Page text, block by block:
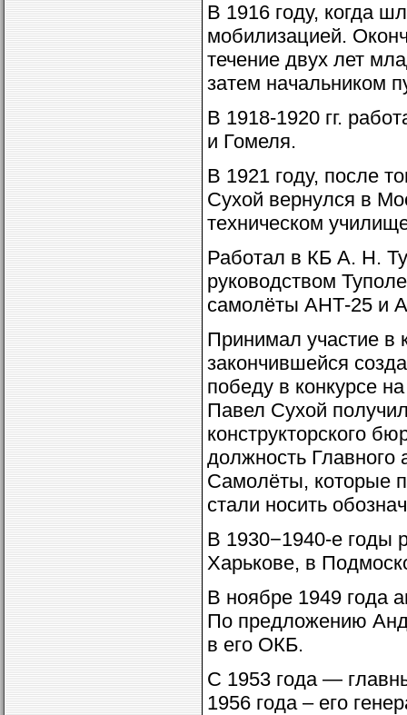
В 1916 году, когда
мобилизацией.
течение двух лет
затем начальником
В 1918-1920 гг.
и Гомеля.
В 1921 году, после
Сухой вернулся в
техническом
Работал в КБ А. Н.
руководством
самолёты АНТ-25 и
Принимал участие в
закончившейся
победу в конкурсе
Павел Сухой
конструкторского
должность Главного
Самолёты, которые
стали носить
В 1930−1940-е годы
Харькове, в
В ноябре 1949 года
По предложению
в его ОКБ.
С 1953 года —
1956 года – его